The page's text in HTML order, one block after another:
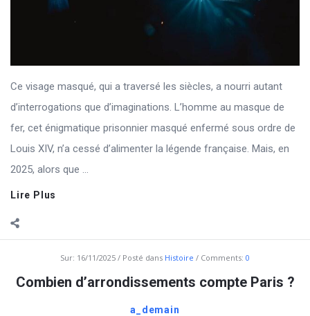
Ce visage masqué, qui a traversé les siècles, a nourri autant
d’interrogations que d’imaginations. L’homme au masque de
fer, cet énigmatique prisonnier masqué enfermé sous ordre de
Louis XIV, n’a cessé d’alimenter la légende française. Mais, en
2025, alors que ...
Lire Plus
Sur: 16/11/2025 Posté dans Histoire Comments: 0
Combien d’arrondissements compte Paris ?
a_demain